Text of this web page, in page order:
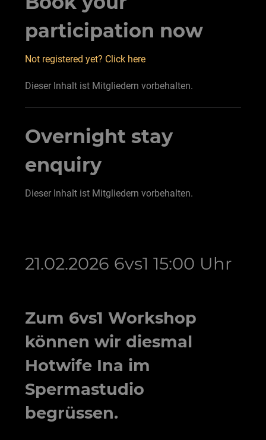
participation now
Not registered yet? Click here
Dieser Inhalt ist Mitgliedern vorbehalten.
Overnight stay
enquiry
Dieser Inhalt ist Mitgliedern vorbehalten.
21.02.2026 6vs1 15:00 Uhr
Zum 6vs1 Workshop
können wir diesmal
Hotwife Ina im
Spermastudio
begrüssen.